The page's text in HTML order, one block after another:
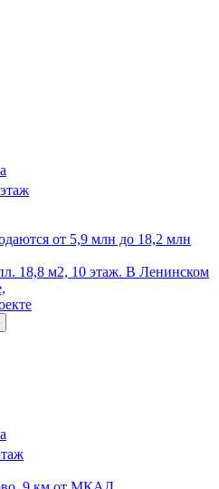
от 5,9 млн до 18,2 млн
18,8 м2, 10 этаж. В Ленинском